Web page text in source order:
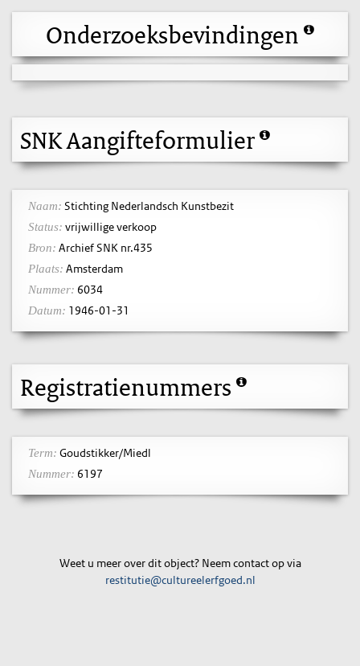
Onderzoeksbevindingen
SNK Aangifteformulier
Naam: Stichting Nederlandsch Kunstbezit
Status: vrijwillige verkoop
Bron: Archief SNK nr.435
Plaats: Amsterdam
Nummer: 6034
Datum: 1946-01-31
Registratienummers
Term: Goudstikker/Miedl
Nummer: 6197
Weet u meer over dit object? Neem contact op via
restitutie@cultureelerfgoed.nl